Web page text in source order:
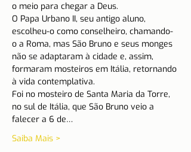
o meio para chegar a Deus.
O Papa Urbano II, seu antigo aluno,
escolheu-o como conselheiro, chamando-
o a Roma, mas São Bruno e seus monges
não se adaptaram à cidade e, assim,
formaram mosteiros em Itália, retornando
à vida contemplativa.
Foi no mosteiro de Santa Maria da Torre,
no sul de Itália, que São Bruno veio a
falecer a 6 de…
Saiba Mais >